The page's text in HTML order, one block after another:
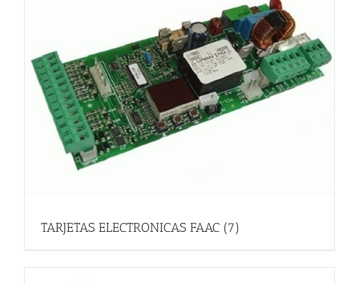
TARJETAS ELECTRONICAS FAAC (7)